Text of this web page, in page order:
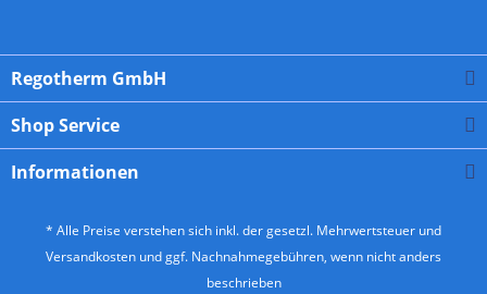
Regotherm GmbH
Shop Service
Informationen
* Alle Preise verstehen sich inkl. der gesetzl. Mehrwertsteuer und
Versandkosten und ggf. Nachnahmegebühren, wenn nicht anders
beschrieben